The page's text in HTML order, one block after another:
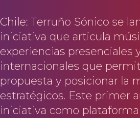
Chile: Terruño Sónico se
iniciativa que articula
experiencias presenciales
internacionales que
propuesta y posicionar la
estratégicos. Este primer
iniciativa como